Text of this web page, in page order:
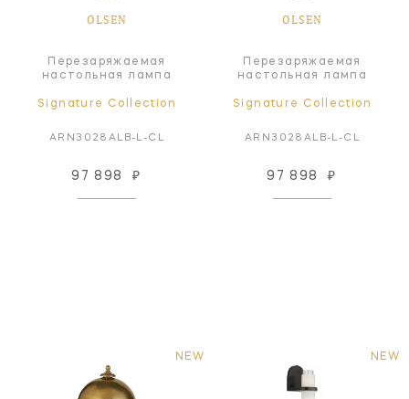
OLSEN
Перезаряжаемая
настольная лампа
Signature Collection
ARN3028ALB-L-CL
97 898 ₽
OLSEN
Перезаряжаемая
настольная лампа
Signature Collection
ARN3028ALB-L-CL
97 898 ₽
NEW NEW